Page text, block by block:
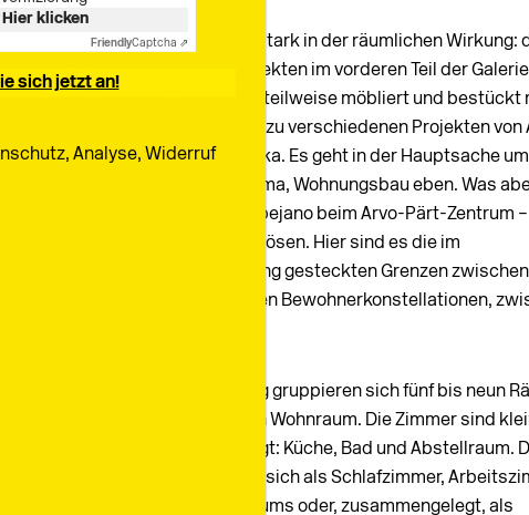
Ganz anders, aber genauso stark in der räumlichen Wirkung:
Ausstellung von PPAG Architekten im vorderen Teil der
ist eine Wohnung eingebaut, teilweise möbliert und bestückt
Plänen, Modellen und Filmen zu verschiedenen Projekten von
Popelka und Georg Poduschka. Es geht in der Hauptsache
vermeintlich profaneres Thema, Wohnungsbau eben. Was
PPAG – ebenso wie Nieto Sobejano beim Arvo-Pärt-Zentrum –
vermögen, ist Grenzen aufzulösen. Hier sind es die im
Wohnungsbau noch immer eng gesteckten Grenzen zwischen
Nutzungsbereichen, zwischen Bewohnerkonstellationen,
In der „elastischen“ Wohnung gruppieren sich fünf bis neun
dreiseitig um einen zentralen Wohnraum. Die Zimmer sind
drei ist die Nutzung festgelegt: Küche, Bad und Abstellraum.
anderen sind neutral, lassen sich als Schlafzimmer,
als Erweiterung des Wohnraums oder, zusammengelegt, als